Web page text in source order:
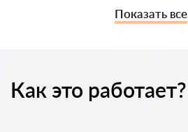
Показать все
Как это работает?